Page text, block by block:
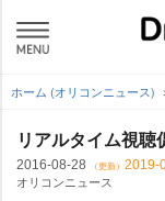
ホーム (オリコンニュース)
リアルタイム視
2016-08-28 （更新） 2019-
オリコンニュース